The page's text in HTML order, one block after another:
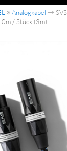
Analogkabel
/ Stück (3m)